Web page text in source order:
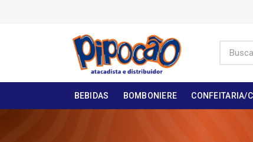
BEBIDAS BOMBONIERE CONFEITARIA/